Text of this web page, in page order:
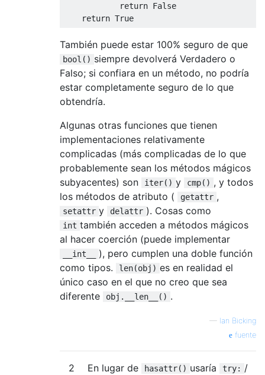
return False
return True
También puede estar 100% seguro de que
bool() siempre devolverá Verdadero o
Falso; si confiara en un método, no podría
estar completamente seguro de lo que
obtendría.
Algunas otras funciones que tienen
implementaciones relativamente
complicadas (más complicadas de lo que
probablemente sean los métodos mágicos
subyacentes) son
iter() y cmp() , y todos
los métodos de atributo (
getattr ,
setattr y delattr ). Cosas como
int también acceden a métodos mágicos
al hacer coerción (puede implementar
__int__
), pero cumplen una doble función
como tipos.
len(obj) es en realidad el
único caso en el que no creo que sea
diferente
obj.__len__() .
— Ian Bicking
fuente
2 En lugar de hasattr() usaría try: /